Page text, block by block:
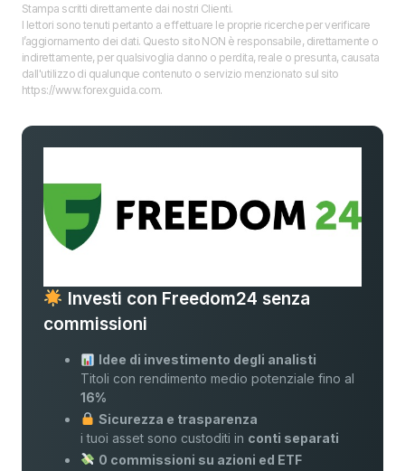
Stampa scritti direttamente dai nostri Clienti.
I lettori sono tenuti pertanto a effettuare le proprie ricerche per verificare
l’aggiornamento dei dati. Questo sito NON è responsabile, direttamente o
indirettamente, per qualsivoglia danno o perdita, reale o presunta, causata
dall'utilizzo di qualunque contenuto o servizio menzionato sul sito
https://www.forexguida.com.
Investi con Freedom24 senza
commissioni
Idee di investimento degli analisti
Titoli con rendimento medio potenziale fino al
16%
Sicurezza e trasparenza
i tuoi asset sono custoditi in conti separati
0 commissioni su azioni ed ETF